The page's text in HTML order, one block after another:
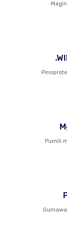
Pumili